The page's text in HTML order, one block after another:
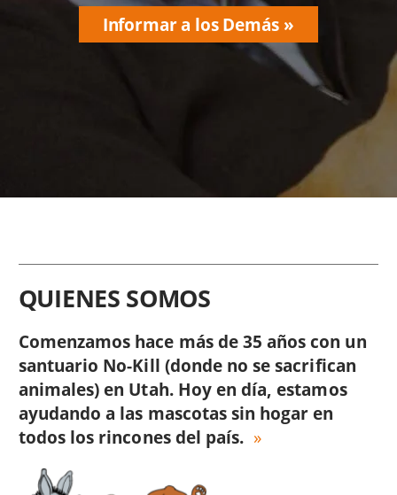
Informar a los Demás
QUIENES SOMOS
Comenzamos hace más de 35 años con un
santuario No-Kill (donde no se sacrifican
animales) en Utah. Hoy en día, estamos
ayudando a las mascotas sin hogar en
todos los rincones del país.
Image